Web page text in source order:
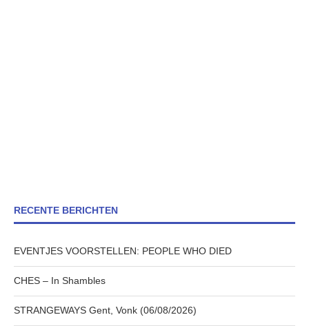
RECENTE BERICHTEN
EVENTJES VOORSTELLEN: PEOPLE WHO DIED
CHES – In Shambles
STRANGEWAYS Gent, Vonk (06/08/2026)